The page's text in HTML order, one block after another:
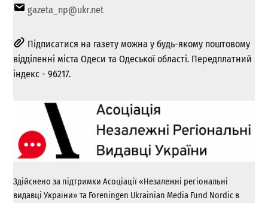
gazeta_np@ukr.net
Підписатися на газету можна у будь-якому поштовому
відділенні міста Одеси та Одеської області. Передплатний
індекс - 96217.
Здійснено за підтримки Асоціації «Незалежні регіональні
видавці України» та Foreningen Ukrainian Media Fund Nordic в